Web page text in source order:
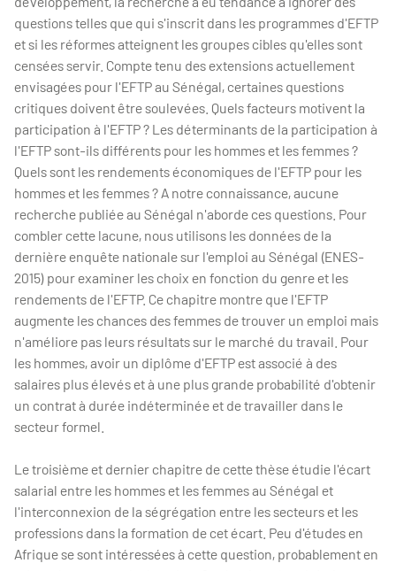
questions telles que qui s'inscrit dans les programmes d'EFTP
et si les réformes atteignent les groupes cibles qu'elles sont
censées servir. Compte tenu des extensions actuellement
envisagées pour l'EFTP au Sénégal, certaines questions
critiques doivent être soulevées. Quels facteurs motivent la
participation à l'EFTP ? Les déterminants de la participation à
l'EFTP sont-ils différents pour les hommes et les femmes ?
Quels sont les rendements économiques de l'EFTP pour les
hommes et les femmes ? A notre connaissance, aucune
recherche publiée au Sénégal n'aborde ces questions. Pour
combler cette lacune, nous utilisons les données de la
dernière enquête nationale sur l'emploi au Sénégal (ENES-
2015) pour examiner les choix en fonction du genre et les
rendements de l'EFTP. Ce chapitre montre que l'EFTP
augmente les chances des femmes de trouver un emploi mais
n'améliore pas leurs résultats sur le marché du travail. Pour
les hommes, avoir un diplôme d'EFTP est associé à des
salaires plus élevés et à une plus grande probabilité d'obtenir
un contrat à durée indéterminée et de travailler dans le
secteur formel.
Le troisième et dernier chapitre de cette thèse étudie l'écart
salarial entre les hommes et les femmes au Sénégal et
l'interconnexion de la ségrégation entre les secteurs et les
professions dans la formation de cet écart. Peu d'études en
Afrique se sont intéressées à cette question, probablement en